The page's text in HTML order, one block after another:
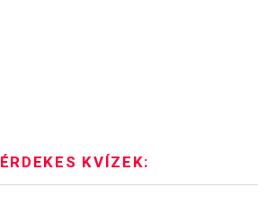
ÉRDEKES KVÍZEK: